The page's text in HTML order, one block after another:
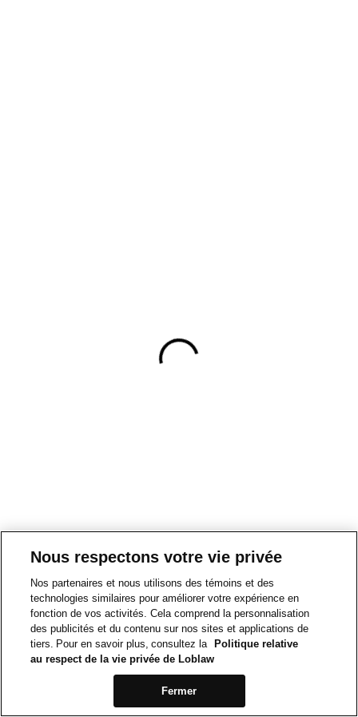
Nous respectons votre vie privée
Nos partenaires et nous utilisons des témoins et des
technologies similaires pour améliorer votre expérience en
fonction de vos activités. Cela comprend la personnalisation
des publicités et du contenu sur nos sites et applications de
tiers. Pour en savoir plus, consultez la
Politique relative
au respect de la vie privée de Loblaw
Fermer